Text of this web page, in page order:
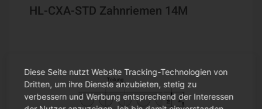
HL-CXA-STD Zahnriemen 14M
Diese Seite nutzt Website Tracking-Technologien von
Dritten, um ihre Dienste anzubieten, stetig zu
verbessern und Werbung entsprechend der Interessen